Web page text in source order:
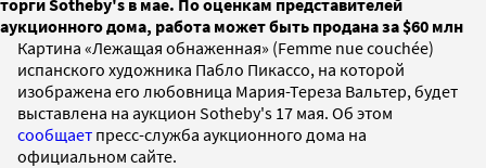
аукционного дома, работа может быть продана за $60 млн
Картина «Лежащая обнаженная» (Femme nue couchée)
испанского художника Пабло Пикассо, на которой
изображена его любовница Мария-Тереза Вальтер, будет
выставлена на аукцион Sotheby's 17 мая. Об этом
сообщает пресс-служба аукционного дома на
официальном сайте.